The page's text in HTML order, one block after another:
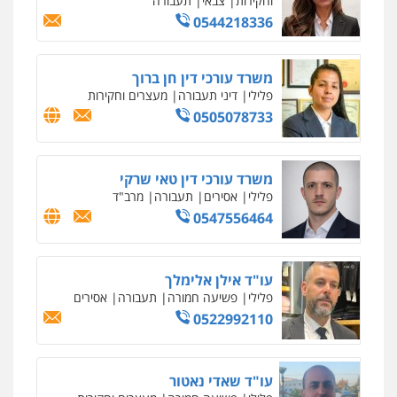
0542255161
גל דהן – משרד עורך דין פלילי
פלילי פשיעה חמורה סמים מעצרים
וחקירות
0544723840
עו"ד ראוף נג'אר
פלילי עורכי דין לענייני אסירים מעצרים
סמים רכוש
0548009246
עדי כרמלי – חברת עו"ד
פלילי כלכלי עורכי דין לענייני אסירים
0525060666
גיא זהבי משרד עורכי דין